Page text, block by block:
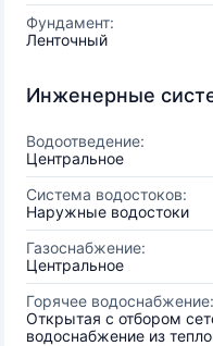
Фундамент:
Ленточный
Инженерные
Водоотведение:
Центральное
Система водостоков:
Наружные водостоки
Газоснабжение:
Центральное
Горячее водоснабжение:
Открытая с отбором
водоснабжение из